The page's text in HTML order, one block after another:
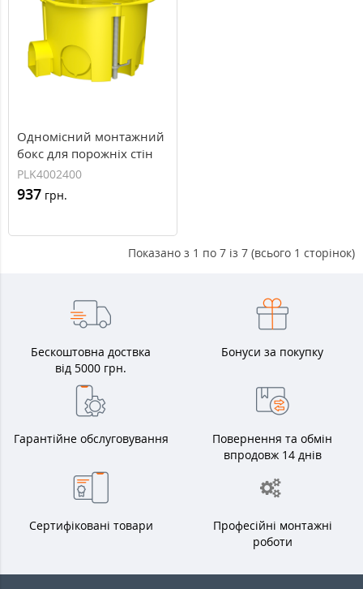
Одномісний монтажний
бокс для порожніх стін
PLANK 65x45 MB002
(PLK4002400)
PLK4002400
937 грн.
Показано з 1 по 7 із 7 (всього 1 сторінок)
Бескоштовна доствка
від 5000 грн.
Бонуси за покупку
Гарантійне обслуговування
Повернення та обмін
впродовж 14 днів
Сертифіковані товари
Професійні монтажні
роботи